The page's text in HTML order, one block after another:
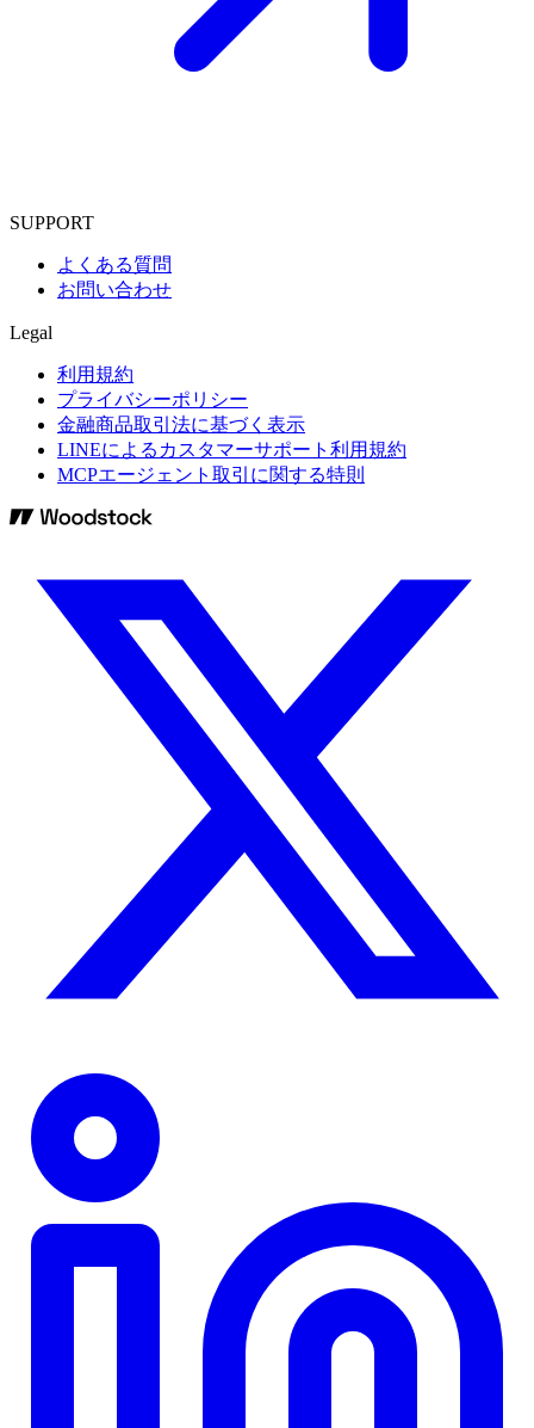
SUPPORT
よくある質問
お問い合わせ
Legal
利用規約
プライバシーポリシー
金融商品取引法に基づく表示
LINEによるカスタマーサポート利用規約
MCPエージェント取引に関する特則